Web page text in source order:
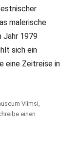
estnischer
malerische
Jahr 1979
sich ein
eine Zeitreise in
Zeitreise in
Viimsi
einen